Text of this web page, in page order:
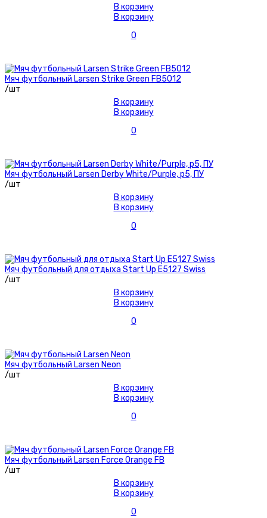
В корзину
В корзину
0
Мяч футбольный Larsen Strike Green FB5012
/шт
В корзину
В корзину
0
Мяч футбольный Larsen Derby White/Purple, р5, ПУ
/шт
В корзину
В корзину
0
Мяч футбольный для отдыха Start Up E5127 Swiss
/шт
В корзину
В корзину
0
Мяч футбольный Larsen Neon
/шт
В корзину
В корзину
0
Мяч футбольный Larsen Force Orange FB
/шт
В корзину
В корзину
0